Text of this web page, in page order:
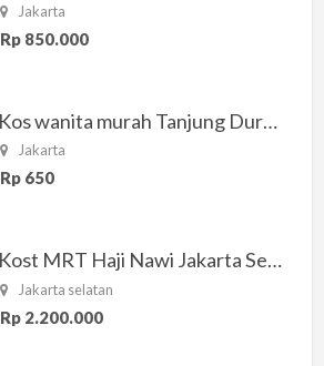
Jakarta
Rp 850.000
Kos wanita murah Tanjung Duren Jakarta Barat
Jakarta
Rp 650
Kost MRT Haji Nawi Jakarta Selatan
Jakarta selatan
Rp 2.200.000